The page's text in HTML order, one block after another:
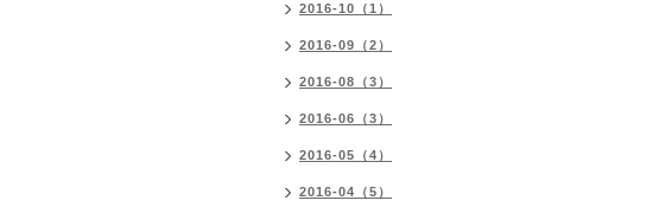
2016-10（1）
2016-09（2）
2016-08（3）
2016-06（3）
2016-05（4）
2016-04（5）